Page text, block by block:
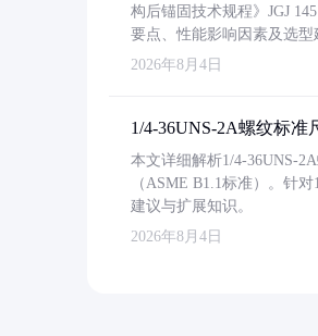
构后锚固技术规程》JGJ
要点、性能影响因素及选型
2026年8月4日
1/4-36UNS-2A螺纹标准
本文详细解析1/4-36UNS-
（ASME B1.1标准）。针
建议与扩展知识。
2026年8月4日